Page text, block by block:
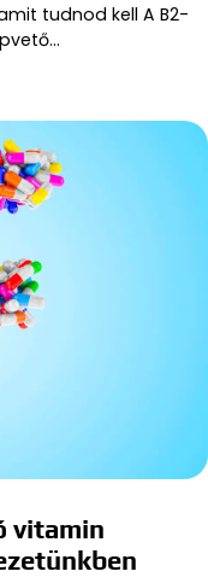
tudnod kell A B2-
vitamin